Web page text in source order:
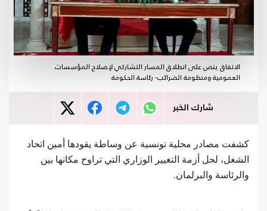
الاتفاق ينص على انطلاق المسار التشاركي لإصلاح المؤسسات
العمومية ومنظومة الضرائب- رئاسة الحكومة
شارك الخبر
كشفت مصادر محلية تونسية عن وساطة يقودها أمين اتحاد
الشغل، لحل أزمة التغيير الوزاري التي تراوح مكانها بين
والرئاسة والبرلمان.